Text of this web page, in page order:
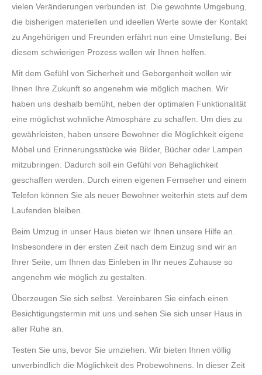
vielen Veränderungen verbunden ist. Die gewohnte Umgebung,
die bisherigen materiellen und ideellen Werte sowie der Kontakt
zu Angehörigen und Freunden erfährt nun eine Umstellung. Bei
diesem schwierigen Prozess wollen wir Ihnen helfen.
Mit dem Gefühl von Sicherheit und Geborgenheit wollen wir
Ihnen Ihre Zukunft so angenehm wie möglich machen. Wir
haben uns deshalb bemüht, neben der optimalen Funktionalität
eine möglichst wohnliche Atmosphäre zu schaffen. Um dies zu
gewährleisten, haben unsere Bewohner die Möglichkeit eigene
Möbel und Erinnerungsstücke wie Bilder, Bücher oder Lampen
mitzubringen. Dadurch soll ein Gefühl von Behaglichkeit
geschaffen werden. Durch einen eigenen Fernseher und einem
Telefon können Sie als neuer Bewohner weiterhin stets auf dem
Laufenden bleiben.
Beim Umzug in unser Haus bieten wir Ihnen unsere Hilfe an.
Insbesondere in der ersten Zeit nach dem Einzug sind wir an
Ihrer Seite, um Ihnen das Einleben in Ihr neues Zuhause so
angenehm wie möglich zu gestalten.
Überzeugen Sie sich selbst. Vereinbaren Sie einfach einen
Besichtigungstermin mit uns und sehen Sie sich unser Haus in
aller Ruhe an.
Testen Sie uns, bevor Sie umziehen. Wir bieten Ihnen völlig
unverbindlich die Möglichkeit des Probewohnens. In dieser Zeit